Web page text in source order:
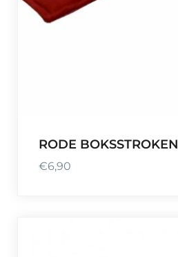
RODE BOKSSTROKEN
€6,90